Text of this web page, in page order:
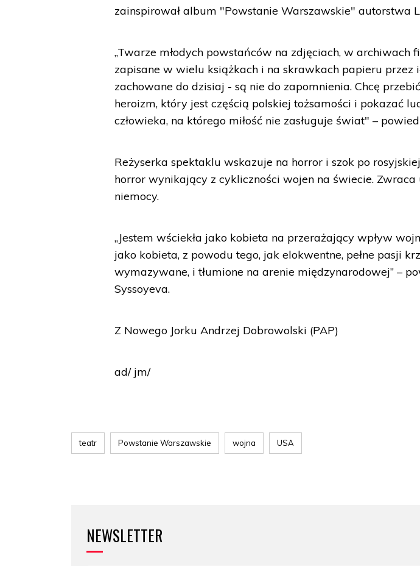
zainspirował album "Powstanie Warszawskie" autorstwa
„Twarze młodych powstańców na zdjęciach, w archiwach
zapisane w wielu książkach i na skrawkach papieru przez
zachowane do dzisiaj - są nie do zapomnienia. Chcę
heroizm, który jest częścią polskiej tożsamości i pokazać
człowieka, na którego miłość nie zasługuje świat" –
Reżyserka spektaklu wskazuje na horror i szok po
horror wynikający z cykliczności wojen na świecie.
niemocy.
„Jestem wściekła jako kobieta na przerażający wpływ
jako kobieta, z powodu tego, jak elokwentne, pełne pasji
wymazywane, i tłumione na arenie międzynarodowej” –
Syssoyeva.
Z Nowego Jorku Andrzej Dobrowolski (PAP)
ad/ jm/
teatr Powstanie Warszawskie wojna USA
NEWSLETTER